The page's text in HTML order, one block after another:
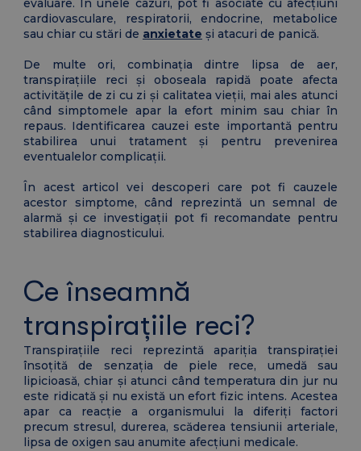
evaluare. În unele cazuri, pot fi asociate cu afecțiuni
cardiovasculare, respiratorii, endocrine, metabolice
sau chiar cu stări de anxietate și atacuri de panică.
De multe ori, combinația dintre lipsa de aer,
transpirațiile reci și oboseala rapidă poate afecta
activitățile de zi cu zi și calitatea vieții, mai ales atunci
când simptomele apar la efort minim sau chiar în
repaus. Identificarea cauzei este importantă pentru
stabilirea unui tratament și pentru prevenirea
eventualelor complicații.
În acest articol vei descoperi care pot fi cauzele
acestor simptome, când reprezintă un semnal de
alarmă și ce investigații pot fi recomandate pentru
stabilirea diagnosticului.
Ce înseamnă
transpirațiile reci?
Transpirațiile reci reprezintă apariția transpirației
însoțită de senzația de piele rece, umedă sau
lipicioasă, chiar și atunci când temperatura din jur nu
este ridicată și nu există un efort fizic intens. Acestea
apar ca reacție a organismului la diferiți factori
precum stresul, durerea, scăderea tensiunii arteriale,
lipsa de oxigen sau anumite afecțiuni medicale.